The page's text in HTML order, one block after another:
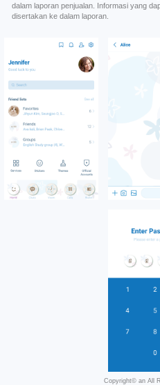
dalam laporan penjualan. Informasi yang
disertakan ke dalam laporan.
Copyright© an All